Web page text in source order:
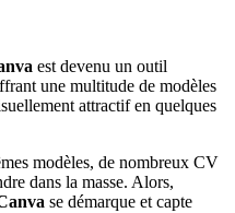
est devenu un outil
une multitude de modèles
attractif en quelques
modèles, de nombreux CV
dans la masse. Alors,
se démarque et capte